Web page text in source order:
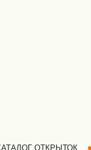
ОТКРЫТОК